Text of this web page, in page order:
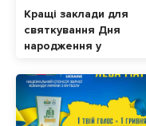
Кращі заклади для
святкування Дня
народження у
Ужгороді